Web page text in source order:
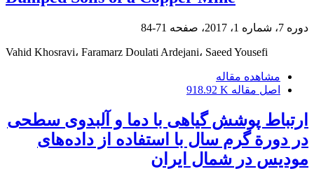
دوره 7، شماره 1، 2017، صفحه 71-84
Vahid Khosravi، Faramarz Doulati Ardejani، Saeed Yousefi
مشاهده مقاله
اصل مقاله 918.92 K
ارتباط پوشش گیاهی با دما و آلبدوی سطحی
در دورة گرم سال با استفاده از داده‌های
مودیس در شمال ایران